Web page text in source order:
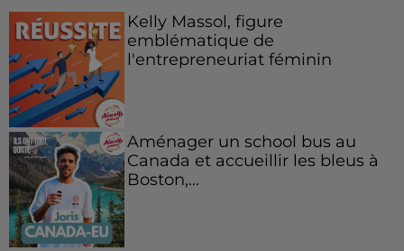
Kelly Massol, figure
emblématique de
l'entrepreneuriat féminin
Aménager un school bus au
Canada et accueillir les bleus à
Boston,...